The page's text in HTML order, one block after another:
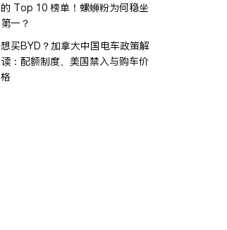
的 Top 10 榜单！螺蛳粉为何稳坐
第一？
想买BYD？加拿大中国电车政策解
读：配额制度、美国禁入与购车价
格